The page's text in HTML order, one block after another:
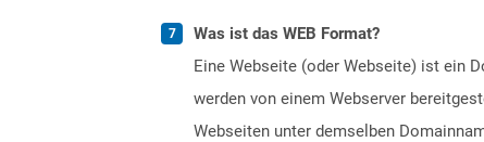
Was ist das WEB Format?
Eine Webseite (oder Webseite) ist ein
werden von einem Webserver
Webseiten unter demselben